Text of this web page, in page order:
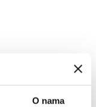
O nama